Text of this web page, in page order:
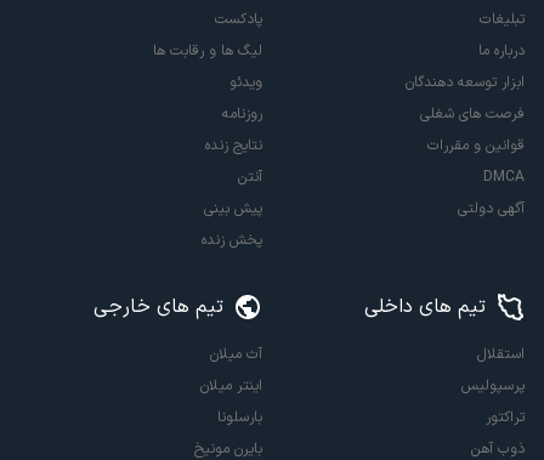
تبلیغات
درباره ما
ابزار توسعه دهندگان
فرصت های شغلی
قوانین و مقررات
DMCA
آگهی دولتی
پادکست
لیگ ها و رقابت ها
ویدئو
روزنامه
نتایج زنده
آنتن
پیش بینی
پخش زنده
تیم های داخلی
استقلال
پرسپولیس
تراکتور
ذوب آهن
تیم های خارجی
آث میلان
اینتر میلان
بارسلونا
بایرن مونیخ